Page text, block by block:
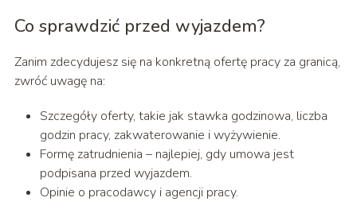
Co sprawdzić przed wyjazdem?
Zanim zdecydujesz się na konkretną ofertę pracy za granicą,
zwróć uwagę na:
Szczegóły oferty, takie jak stawka godzinowa, liczba
godzin pracy, zakwaterowanie i wyżywienie.
Formę zatrudnienia – najlepiej, gdy umowa jest
podpisana przed wyjazdem.
Opinie o pracodawcy i agencji pracy.